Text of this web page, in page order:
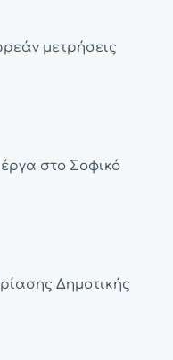
μετρήσεις
στο Σοφικό
Δημοτικής